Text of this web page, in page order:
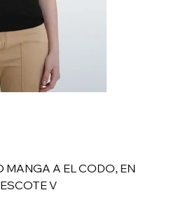
MANGA A EL CODO, EN
V